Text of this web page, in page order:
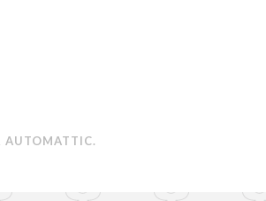
AUTOMATTIC.